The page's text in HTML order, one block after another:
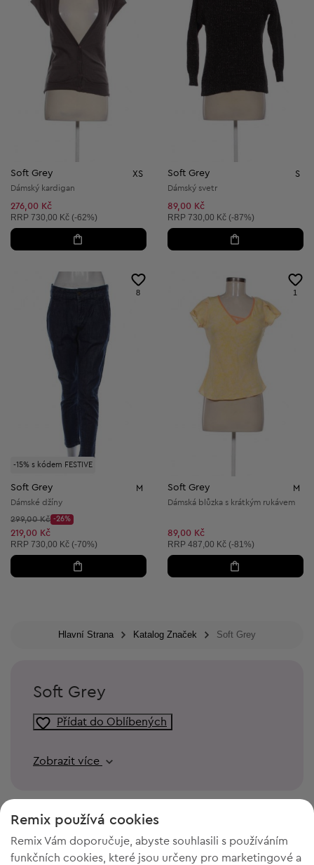
Soft Grey XS
Dámský kardigan
276,00 Kč
Doporučená cena:
RRP 730,00 Kč (-62%)
Soft Grey S
Dámský svetr
89,00 Kč
Doporučená cena:
RRP 730,00 Kč (-87%)
-15% s kódem FESTIVE
8
Soft Grey M
Dámské džíny
Původní cena:
299,00 Kč
Discount Price:
-26%
Snížená cena:
219,00 Kč
Doporučená cena:
RRP 730,00 Kč (-70%)
1
Soft Grey M
Dámská blůzka s krátkým rukávem
89,00 Kč
Doporučená cena:
RRP 487,00 Kč (-81%)
Hlavní Strana Katalog Značek Soft Grey
Soft Grey
Přídat do Oblíbených
Zobrazit více
Remix používá cookies
Remix Vám doporučuje, abyste souhlasili s používáním
funkčních cookies, které jsou určeny pro marketingové a